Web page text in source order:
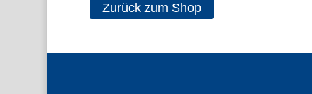
Zurück zum Shop